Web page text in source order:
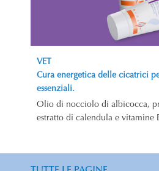
VET
Cura energetica delle cicatrici
essenziali.
Olio di nocciolo di albicocca,
estratto di calendula e vitamine